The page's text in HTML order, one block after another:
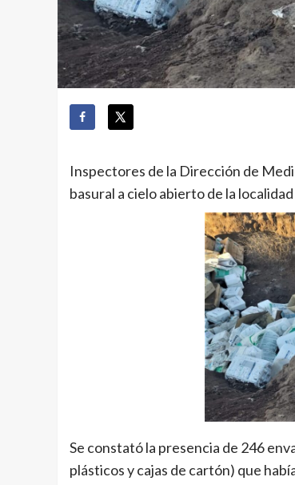
Inspectores de la Dirección de
basural a cielo abierto de la
Se constató la presencia de 246
plásticos y cajas de cartón) que